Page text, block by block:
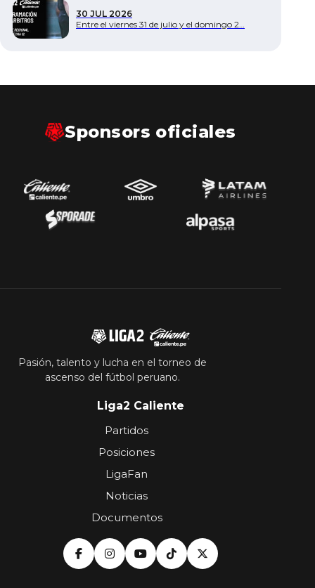
30 JUL 2026
Entre el viernes 31 de julio y el domingo 2…
Sponsors oficiales
Pasión, talento y lucha en el torneo de
ascenso del fútbol peruano.
Liga2 Caliente
Partidos
Posiciones
LigaFan
Noticias
Documentos